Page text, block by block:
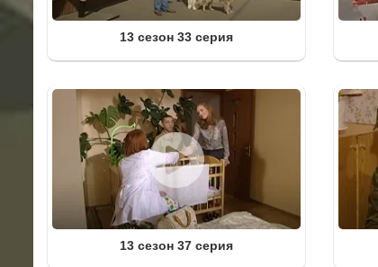
13 сезон 33 серия
13 сезон 37 серия